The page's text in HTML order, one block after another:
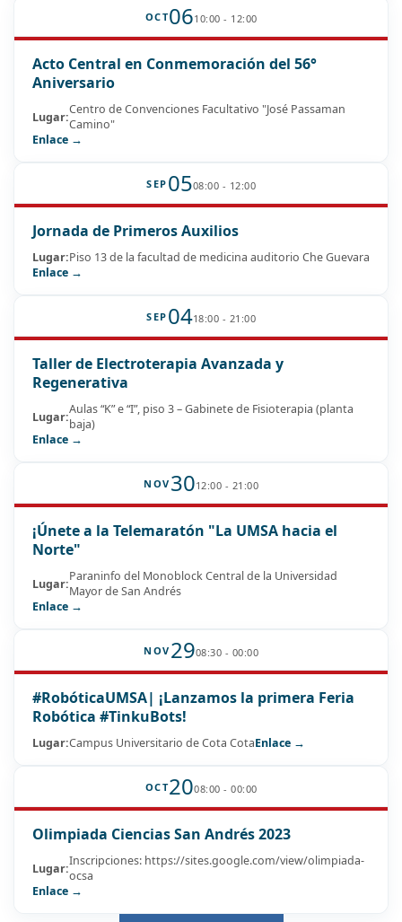
OCT0610:00 - 12:00
Acto Central en Conmemoración del 56°
Aniversario
Lugar:Centro de Convenciones Facultativo "José Passaman
Camino"
Enlace →
SEP 0508:00 - 12:00
Jornada de Primeros Auxilios
Lugar:Piso 13 de la facultad de medicina auditorio Che Guevara
Enlace →
SEP 0418:00 - 21:00
Taller de Electroterapia Avanzada y
Regenerativa
Lugar:Aulas “K” e “I”, piso 3 – Gabinete de Fisioterapia (planta
baja)
Enlace →
NOV 3012:00 - 21:00
¡Únete a la Telemaratón "La UMSA hacia el
Norte"
Lugar:Paraninfo del Monoblock Central de la Universidad
Mayor de San Andrés
Enlace →
NOV 2908:30 - 00:00
#RobóticaUMSA| ¡Lanzamos la primera Feria
Robótica #TinkuBots!
Lugar:Campus Universitario de Cota CotaEnlace →
OCT2008:00 - 00:00
Olimpiada Ciencias San Andrés 2023
Lugar:Inscripciones: https://sites.google.com/view/olimpiada-
ocsa
Enlace →